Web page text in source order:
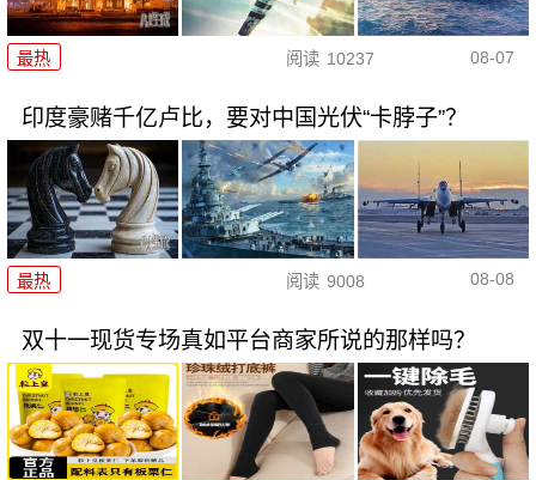
最热 阅读 10237 08-07
印度豪赌千亿卢比，要对中国光伏“卡脖子”？
最热 阅读 9008 08-08
双十一现货专场真如平台商家所说的那样吗？